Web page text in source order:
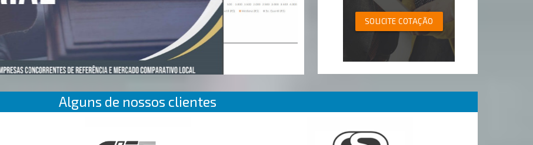
SOLICITE COTAÇÃO
Alguns de nossos clientes